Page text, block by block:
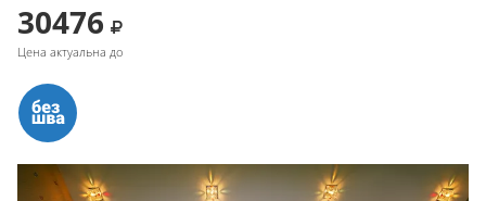
30476
Цена актуальна до